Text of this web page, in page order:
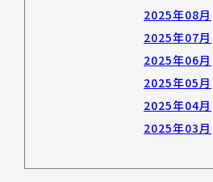
2025年08月
2025年07月
2025年06月
2025年05月
2025年04月
2025年03月